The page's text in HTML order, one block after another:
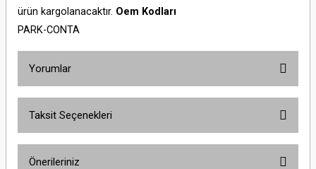
ürün kargolanacaktır. Oem Kodları
PARK-CONTA
Yorumlar
Taksit Seçenekleri
Önerileriniz